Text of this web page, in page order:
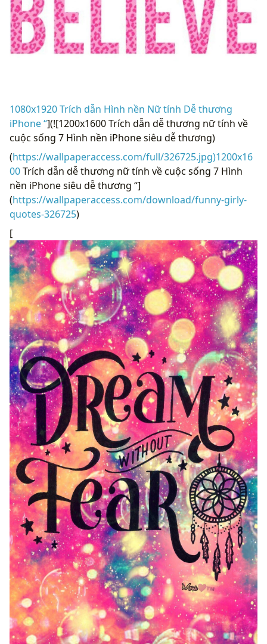
1080x1920 Trích dẫn Hình nền Nữ tính Dễ thương
iPhone “](![1200x1600 Trích dẫn dễ thương nữ tính về
cuộc sống 7 Hình nền iPhone siêu dễ thương)
(https://wallpaperaccess.com/full/326725.jpg)1200x16
00Trích dẫn dễ thương nữ tính về cuộc sống 7 Hình
nền iPhone siêu dễ thương “]
(https://wallpaperaccess.com/download/funny-girly-
quotes-326725)
[